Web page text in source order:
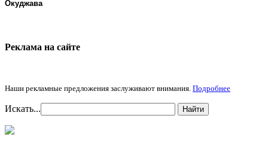
Окуджава
Реклама на cайте
Наши рекламные предложения заслуживают внимания. Подробнее
Искать... Найти